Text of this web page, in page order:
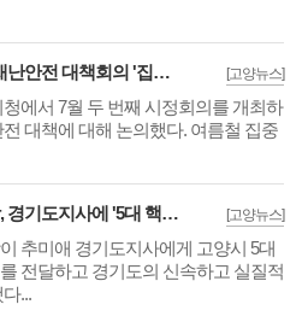
[고양뉴스]
고양시, 여름철 재난안전 대책회의 '집중호우 침수방지·물놀이 안전방안 논의'
청에서 7월 두 번째 시정회의를 개최하
대책에 대해 논의했다. 여름철 집중
[고양뉴스]
민경선 고양시장, 경기도지사에 '5대 핵심 정책건의서' 전달과 함께 지원 요청
추미애 경기도지사에게 고양시 5대
전달하고 경기도의 신속하고 실질적
...